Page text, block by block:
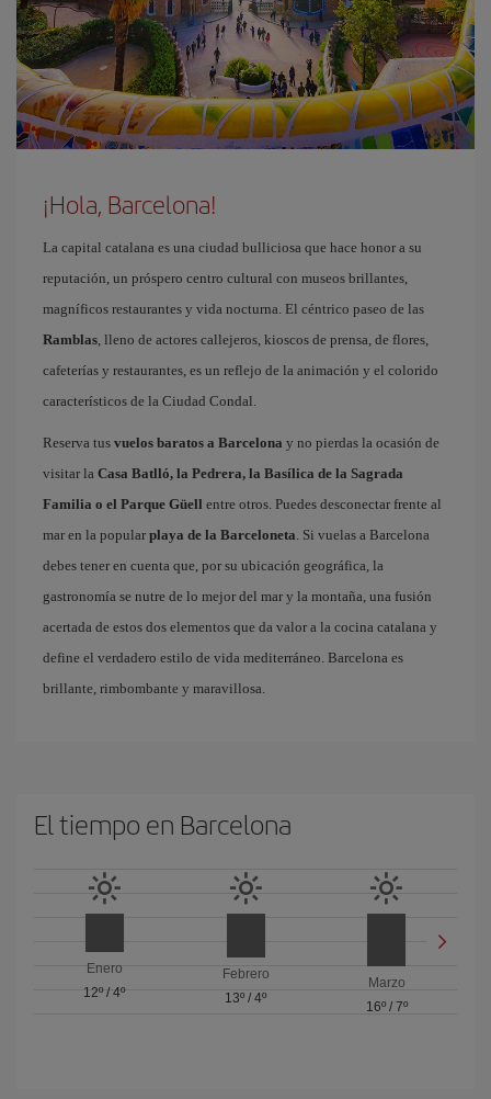
¡Hola, Barcelona!
La capital catalana es una ciudad bulliciosa que hace honor a su
reputación, un próspero centro cultural con museos brillantes,
magníficos restaurantes y vida nocturna. El céntrico paseo de las
Ramblas, lleno de actores callejeros, kioscos de prensa, de flores,
cafeterías y restaurantes, es un reflejo de la animación y el colorido
característicos de la Ciudad Condal.
Reserva tus vuelos baratos a Barcelona y no pierdas la ocasión de
visitar la Casa Batlló, la Pedrera, la Basílica de la Sagrada
Familia o el Parque Güell entre otros. Puedes desconectar frente al
mar en la popular playa de la Barceloneta. Si vuelas a Barcelona
debes tener en cuenta que, por su ubicación geográfica, la
gastronomía se nutre de lo mejor del mar y la montaña, una fusión
acertada de estos dos elementos que da valor a la cocina catalana y
define el verdadero estilo de vida mediterráneo. Barcelona es
brillante, rimbombante y maravillosa.
El tiempo en Barcelona
Enero
12º/4º
Febrero
13º / 4º
Marzo
16º/ 7º